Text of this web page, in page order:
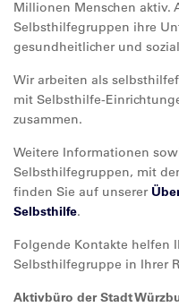
Millionen Menschen aktiv.
Selbsthilfegruppen ihre
gesundheitlicher und
Wir arbeiten als
mit Selbsthilfe-
zusammen.
Weitere Informationen
Selbsthilfegruppen, mit
finden Sie auf unserer
Selbsthilfe.
Folgende Kontakte helfen
Selbsthilfegruppe in Ihrer
Aktivbüro der Stadt